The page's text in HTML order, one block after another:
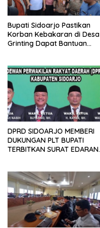
Bupati Sidoarjo Pastikan
Korban Kebakaran di Desa
Grinting Dapat Bantuan
DPRD SIDOARJO MEMBERI
DUKUNGAN PLT BUPATI
TERBITKAN SURAT EDARAN
TK, PAUD, SD, SMP/MTS
KELUAR KOTA